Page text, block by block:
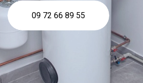
09 72 66 89 55